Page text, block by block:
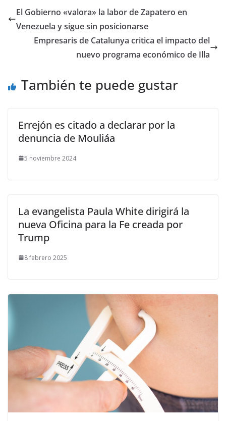
El Gobierno «valora» la labor de Zapatero en
Venezuela y sigue sin posicionarse
Empresaris de Catalunya critica el impacto del
nuevo programa económico de Illa
También te puede gustar
Errejón es citado a declarar por la
denuncia de Mouliáa
5 noviembre 2024
La evangelista Paula White dirigirá la
nueva Oficina para la Fe creada por
Trump
8 febrero 2025